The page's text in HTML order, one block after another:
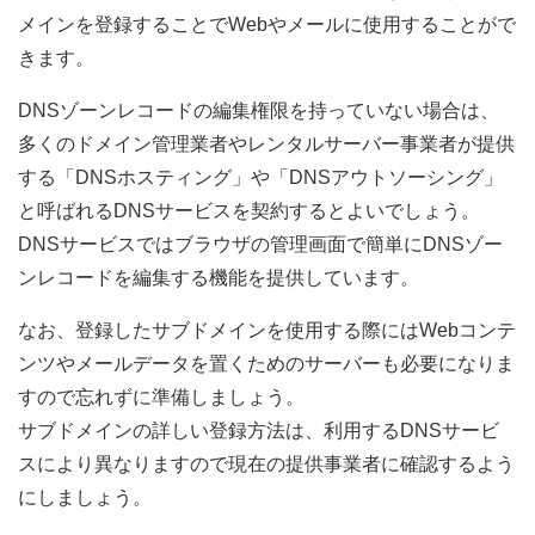
メインを登録することでWebやメールに使用することがで
きます。
DNSゾーンレコードの編集権限を持っていない場合は、
多くのドメイン管理業者やレンタルサーバー事業者が提供
する「DNSホスティング」や「DNSアウトソーシング」
と呼ばれるDNSサービスを契約するとよいでしょう。
DNSサービスではブラウザの管理画面で簡単にDNSゾー
ンレコードを編集する機能を提供しています。
なお、登録したサブドメインを使用する際にはWebコンテ
ンツやメールデータを置くためのサーバーも必要になりま
すので忘れずに準備しましょう。
サブドメインの詳しい登録方法は、利用するDNSサービ
スにより異なりますので現在の提供事業者に確認するよう
にしましょう。